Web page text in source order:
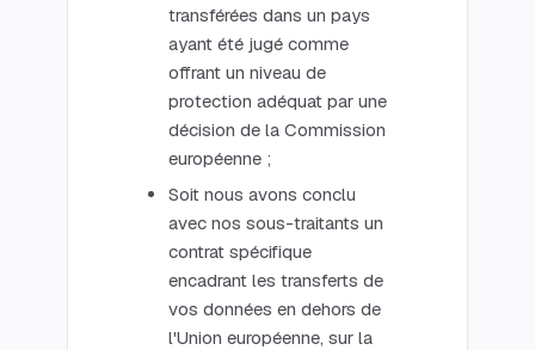
transférées dans un pays
ayant été jugé comme
offrant un niveau de
protection adéquat par une
décision de la Commission
européenne ;
Soit nous avons conclu
avec nos sous-traitants un
contrat spécifique
encadrant les transferts de
vos données en dehors de
l'Union européenne, sur la